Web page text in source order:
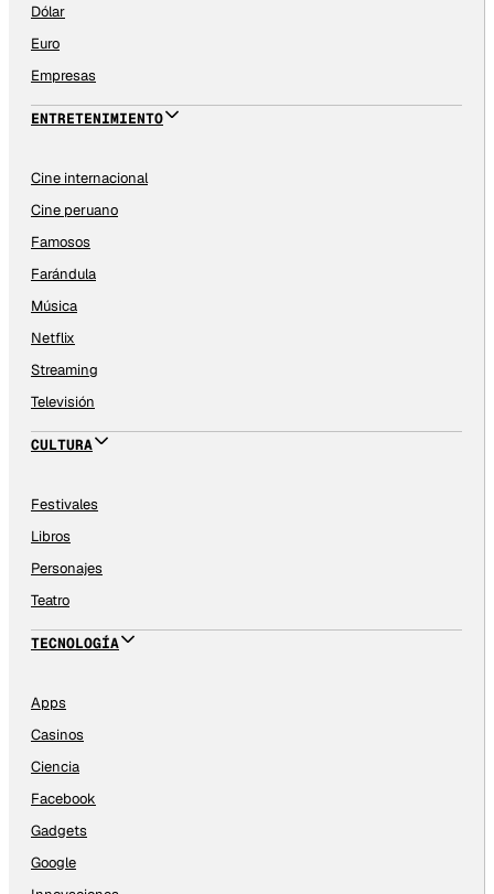
Dólar
Euro
Empresas
ENTRETENIMIENTO
Cine internacional
Cine peruano
Famosos
Farándula
Música
Netflix
Streaming
Televisión
CULTURA
Festivales
Libros
Personajes
Teatro
TECNOLOGÍA
Apps
Casinos
Ciencia
Facebook
Gadgets
Google